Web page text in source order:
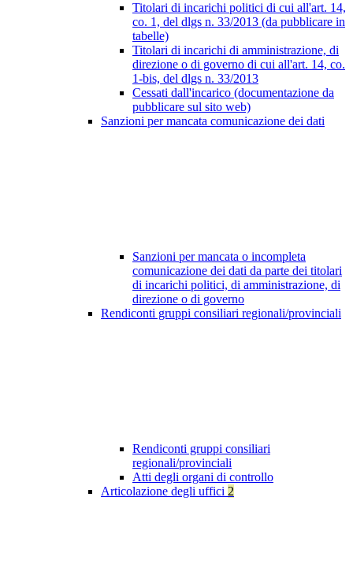
Titolari di incarichi politici di cui all'art. 14,
co. 1, del dlgs n. 33/2013 (da pubblicare in
tabelle)
Titolari di incarichi di amministrazione, di
direzione o di governo di cui all'art. 14, co.
1-bis, del dlgs n. 33/2013
Cessati dall'incarico (documentazione da
pubblicare sul sito web)
Sanzioni per mancata comunicazione dei dati
Sanzioni per mancata o incompleta
comunicazione dei dati da parte dei titolari
di incarichi politici, di amministrazione, di
direzione o di governo
Rendiconti gruppi consiliari regionali/provinciali
Rendiconti gruppi consiliari
regionali/provinciali
Atti degli organi di controllo
Articolazione degli uffici 2